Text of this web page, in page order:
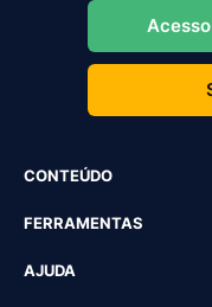
CONTEÚDO
FERRAMENTAS
AJUDA